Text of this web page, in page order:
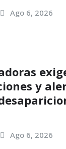
Ago 6, 2026
y
Ago 6, 2026